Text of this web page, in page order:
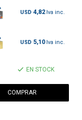
USD 4,82
USD 5,10
EN STOCK